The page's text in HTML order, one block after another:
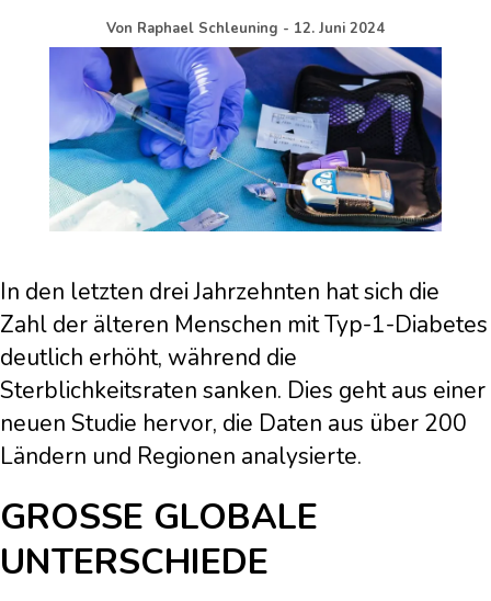
Von Raphael Schleuning - 12. Juni 2024
In den letzten drei Jahrzehnten hat sich die
Zahl der älteren Menschen mit Typ-1-Diabetes
deutlich erhöht, während die
Sterblichkeitsraten sanken. Dies geht aus einer
neuen Studie hervor, die Daten aus über 200
Ländern und Regionen analysierte.
GROSSE GLOBALE U
NTERSCHIEDE